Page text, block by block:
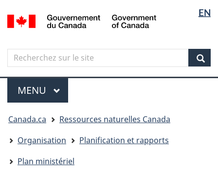
Aller
au
principal
Skip
to
government"
Passer
à
version
simplifiée
langue
EN
Canada
Search
Recherchez
sur
le
site
Menu
MENU PRINCIPAL
êtes
ici
Canada.ca
Ressources naturelles Canada
Organisation
Planification et rapports
Plan ministériel